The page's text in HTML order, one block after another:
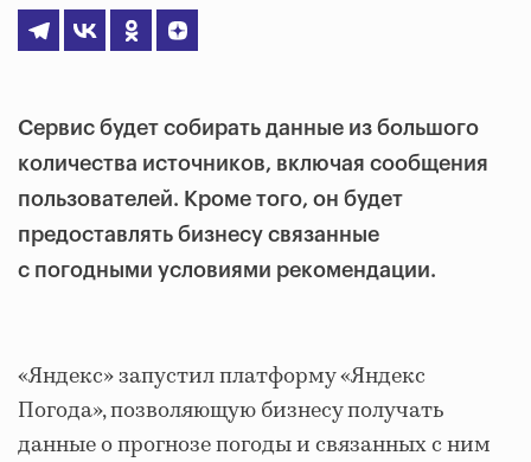
Сервис будет собирать данные из большого
количества источников, включая сообщения
пользователей. Кроме того, он будет
предоставлять бизнесу связанные
с погодными условиями рекомендации.
«Яндекс» запустил платформу «Яндекс
Погода», позволяющую бизнесу получать
данные о прогнозе погоды и связанных с ним